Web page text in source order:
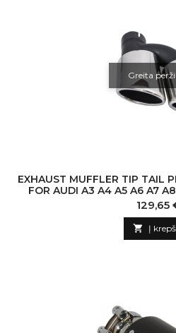
Greita
EXHAUST MUFFLER TIP TAIL
FOR AUDI A3 A4 A5 A6 A7
SQ3 SQ5 S-
Kaina
129,65
 Į